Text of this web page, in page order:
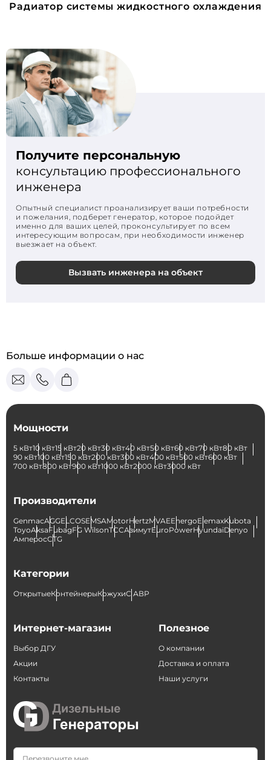
Радиатор системы жидкостного охлаждения
Получите персональную
консультацию профессионального
инженера
Опытный специалист проанализирует ваши потребности
и пожелания, подберет генератор, которое подойдет
именно для ваших целей, проконсультирует по всем
интересующим вопросам, при необходимости инженер
выезжает на объект.
Вызвать инженера на объект
Больше информации о нас
Мощности
5 кВт10 кВт15 кВт20 кВт30 кВт40 кВт50 кВт60 кВт70 кВт80 кВт
90 кВт100 кВт150 кВт200 кВт300 кВт400 кВт500 кВт600 кВт
700 кВт800 кВт900 кВт1000 кВт2000 кВт3000 кВт
Производители
GenmacAGGELCOSEMSAMotorHertzMVAEEnergoElemaxKubota
ToyoAksaFubagFG WilsonТССАзимутEuroPowerHyundaiDenyo
АмперосCTG
Категории
ОткрытыеКонтейнерыКожухиС АВР
Интернет-магазин
Выбор ДГУ
Акции
Контакты
Полезное
О компании
Доставка и оплата
Наши услуги